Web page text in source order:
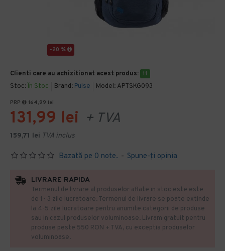
-20 %
Clienti care au achizitionat acest produs: 11
Stoc: În Stoc Brand: Pulse Model: APTSKG093
Bazată pe 0 note. - Spune-ţi opinia
PRP 164,99 lei
131,99 lei + TVA
159,71 lei TVA inclus
LIVRARE RAPIDA
Termenul de livrare al produselor aflate in stoc este este
de 1- 3 zile lucratoare. Termenul de livrare se poate extinde
la 4-5 zile lucratoare pentru anumite categorii de produse
sau in cazul produselor voluminoase. Livram gratuit pentru
produse peste 550 RON + TVA, cu exceptia produselor
voluminoase.